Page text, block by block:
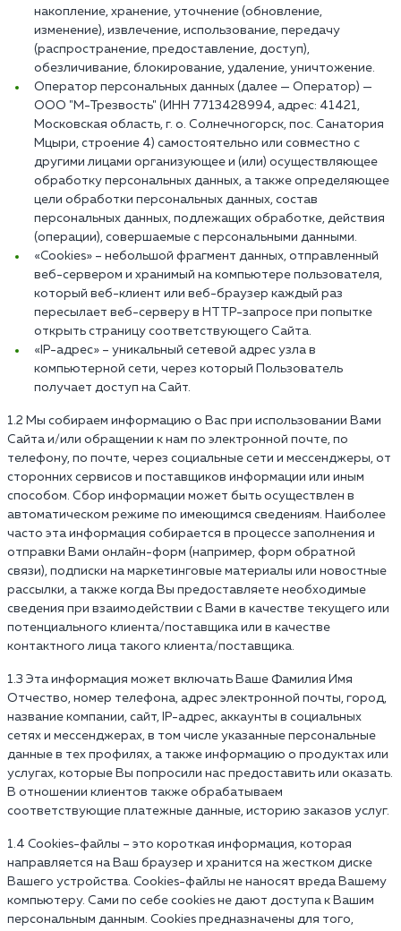
накопление, хранение, уточнение (обновление,
изменение), извлечение, использование, передачу
(распространение, предоставление, доступ),
обезличивание, блокирование, удаление, уничтожение.
Оператор персональных данных (далее — Оператор) —
ООО "М-Трезвость" (ИНН 7713428994, адрес: 41421,
Московская область, г. о. Солнечногорск, пос. Санатория
Мцыри, строение 4) самостоятельно или совместно с
другими лицами организующее и (или) осуществляющее
обработку персональных данных, а также определяющее
цели обработки персональных данных, состав
персональных данных, подлежащих обработке, действия
(операции), совершаемые с персональными данными.
«Cookies» – небольшой фрагмент данных, отправленный
веб-сервером и хранимый на компьютере пользователя,
который веб-клиент или веб-браузер каждый раз
пересылает веб-серверу в HTTP-запросе при попытке
открыть страницу соответствующего Сайта.
«IP-адрес» – уникальный сетевой адрес узла в
компьютерной сети, через который Пользователь
получает доступ на Сайт.
1.2 Мы собираем информацию о Вас при использовании Вами
Сайта и/или обращении к нам по электронной почте, по
телефону, по почте, через социальные сети и мессенджеры, от
сторонних сервисов и поставщиков информации или иным
способом. Сбор информации может быть осуществлен в
автоматическом режиме по имеющимся сведениям. Наиболее
часто эта информация собирается в процессе заполнения и
отправки Вами онлайн-форм (например, форм обратной
связи), подписки на маркетинговые материалы или новостные
рассылки, а также когда Вы предоставляете необходимые
сведения при взаимодействии с Вами в качестве текущего или
потенциального клиента/поставщика или в качестве
контактного лица такого клиента/поставщика.
1.3 Эта информация может включать Ваше Фамилия Имя
Отчество, номер телефона, адрес электронной почты, город,
название компании, сайт, IP-адрес, аккаунты в социальных
сетях и мессенджерах, в том числе указанные персональные
данные в тех профилях, а также информацию о продуктах или
услугах, которые Вы попросили нас предоставить или оказать.
В отношении клиентов также обрабатываем
соответствующие платежные данные, историю заказов услуг.
1.4 Cookies-файлы – это короткая информация, которая
направляется на Ваш браузер и хранится на жестком диске
Вашего устройства. Cookies-файлы не наносят вреда Вашему
компьютеру. Сами по себе cookies не дают доступа к Вашим
персональным данным. Cookies предназначены для того,